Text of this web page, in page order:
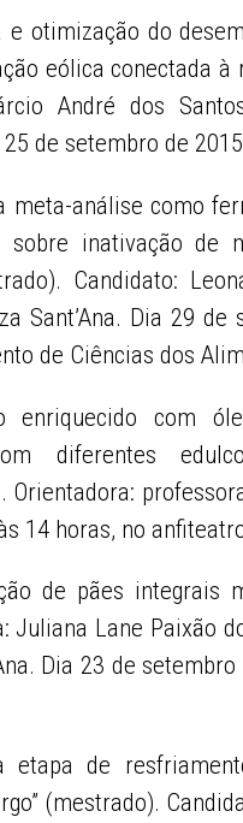
otimização do
eólica conectada à
André dos
de setembro de
meta-análise como
inativação de
Candidato:
Sant’Ana. Dia 29 de
de Ciências dos
enriquecido com
diferentes
Orientadora:
14 horas, no
de pães integrais
Juliana Lane Paixão
Dia 23 de
etapa de
(mestrado).